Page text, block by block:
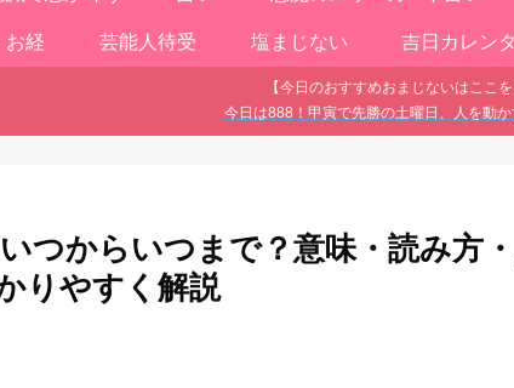
お経 芸能人待受 塩まじない 吉日カレン
【今日のおすすめおまじないはここを
今日は888！甲寅で先勝の土曜日、人を動か
つからいつまで？意味・読み方
りやすく解説